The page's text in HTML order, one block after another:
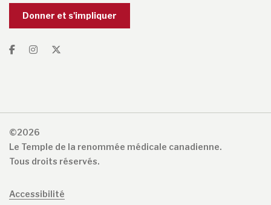
Donner et s'impliquer
©2026
Le Temple de la renommée médicale canadienne.
Tous droits réservés.
Accessibilité